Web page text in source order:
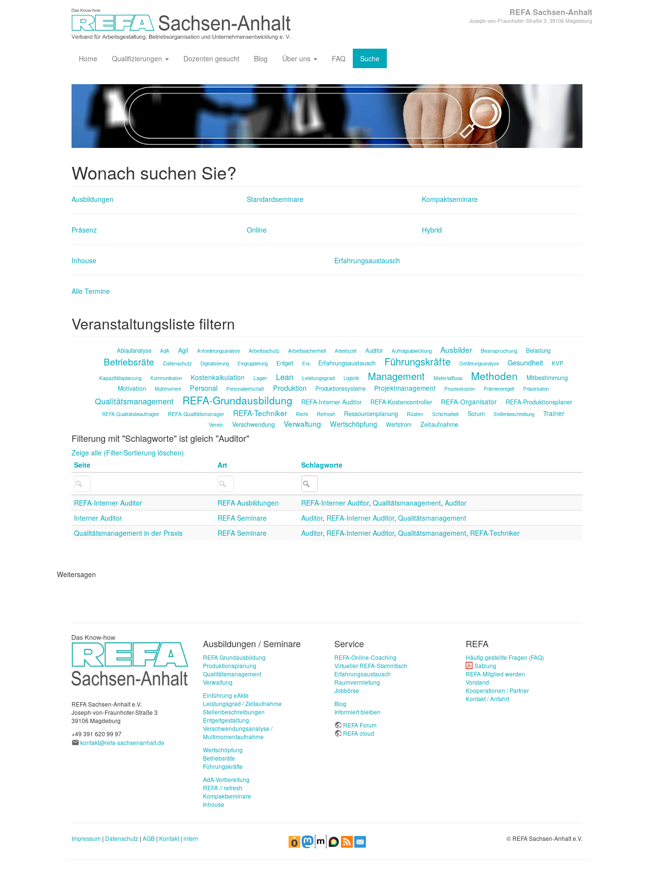
REFA Sachsen-Anhalt
Joseph-von-Fraunhofer-Straße 3, 39106 Magdeburg
Home Qualifizierungen Dozenten gesucht Blog Über uns FAQ Suche
Wonach suchen Sie?
Ausbildungen Standardseminare Kompaktseminare
Präsenz Online Hybrid
Inhouse Erfahrungsaustausch
Alle Termine
Veranstaltungsliste filtern
Ablaufanalyse AdA Agil Anforderungsanalyse Arbeitsschutz Arbeitssicherheit Arbeitszeit Auditor Auftragsabwicklung Ausbilder Beanspruchung Belastung
Betriebsräte Datenschutz Digitalisierung Eingruppierung Entgelt Era Erfahrungsaustausch Führungskräfte Gefährungsanalyse Gesundheit KVP
Kapazitätsplanung Kommunikation Kostenkalkulation Lager Lean Leistungsgrad Logistik Management Materialfluss Methoden
Mitbestimmung
Motivation
Multimoment Personal Personalwirtschaft Produktion Produktionssysteme Projektmanagement Prozesskosten Prämienentgelt Präsentation
Qualitätsmanagement REFA-Grundausbildung REFA-Interner Auditor REFA-Kostencontroller REFA-Organisator REFA-Produktionsplaner
REFA-Qualitätsbeauftragter REFA-Qualitätsmanager REFA-Techniker Recht Refresh Ressourcenplanung Rüsten Schichtarbeit Scrum Stellenbeschreibung Trainer
Verein Verschwendung Verwaltung Wertschöpfung Wertstrom Zeitaufnahme
Filterung mit "Schlagworte" ist gleich "Auditor"
Zeige alle (Filter/Sortierung löschen)
Seite
Art Schlagworte
REFA-Interner Auditor REFA Ausbildungen REFA-Interner Auditor, Qualitätsmanagement, Auditor
Interner Auditor
REFA Seminare Auditor, REFA-Interner Auditor, Qualitätsmanagement
Qualitätsmanagement in der Praxis
REFA Seminare Auditor, REFA-Interner Auditor, Qualitätsmanagement, REFA-Techniker
Weitersagen
REFA Sachsen-Anhalt e.V.
Joseph-von-Fraunhofer-Straße 3
39106 Magdeburg
+49 391 620 99 97
kontakt@refa-sachsenanhalt.de
Ausbildungen / Seminare
REFA Grundausbildung
Produktionsplanung
Qualitätsmanagement
Verwaltung
Einführung eAkte
Leistungsgrad / Zeitaufnahme
Stellenbeschreibungen
Entgeltgestaltung
Verschwendungsanalyse /
Multimomentaufnahme
Wertschöpfung
Betriebsräte
Führungskräfte
AdA-Vorbereitung
REFA // refresh
Kompaktseminare
Inhouse
Service
REFA-Online-Coaching
Virtueller REFA-Stammtisch
Erfahrungsaustausch
Raumvermietung
Jobbörse
Blog
Informiert bleiben
REFA Forum
REFA cloud
REFA
Häufig gestellte Fragen (FAQ)
Satzung
REFA-Mitglied werden
Vorstand
Kooperationen / Partner
Kontakt / Anfahrt
Impressum | Datenschutz | AGB | Kontakt | intern © REFA Sachsen-Anhalt e.V.